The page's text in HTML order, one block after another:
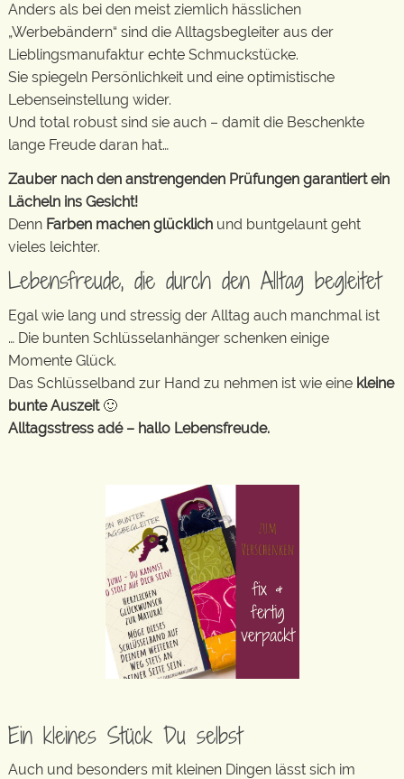
Anders als bei den meist ziemlich hässlichen
„Werbebändern“ sind die Alltagsbegleiter aus der
Lieblingsmanufaktur echte Schmuckstücke.
Sie spiegeln Persönlichkeit und eine optimistische
Lebenseinstellung wider.
Und total robust sind sie auch – damit die Beschenkte
lange Freude daran hat…
Zauber nach den anstrengenden Prüfungen garantiert ein
Lächeln ins Gesicht!
Denn Farben machen glücklich und buntgelaunt geht
vieles leichter.
Lebensfreude, die durch den Alltag begleitet
Egal wie lang und stressig der Alltag auch manchmal ist
… Die bunten Schlüsselanhänger schenken einige
Momente Glück.
Das Schlüsselband zur Hand zu nehmen ist wie eine kleine
bunte Auszeit🙂
Alltagsstress adé – hallo Lebensfreude.
Ein kleines Stück Du selbst
Auch und besonders mit kleinen Dingen lässt sich im